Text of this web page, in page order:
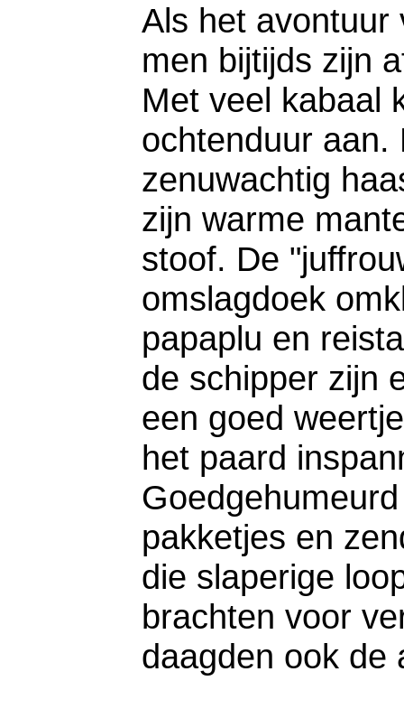
Als het avontuur
men bijtijds zijn
Met veel kabaal
ochtenduur aan.
zenuwachtig
zijn warme
stoof. De
omslagdoek
papaplu en
de schipper zijn
een goed
het paard
pakketjes en
die slaperige
brachten voor
daagden ook